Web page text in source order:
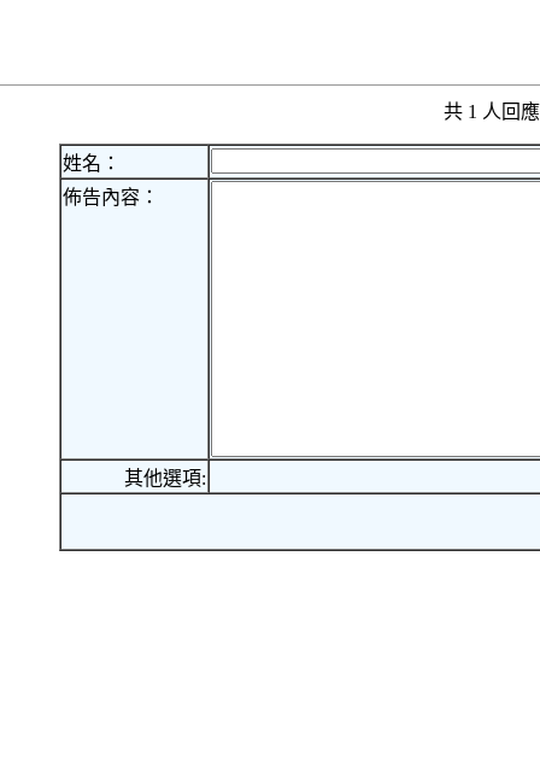
共 1 人回
姓名：
佈告內容：
其他選項: